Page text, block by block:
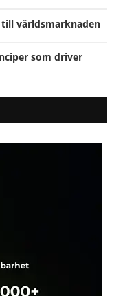
världsmarknaden
som driver